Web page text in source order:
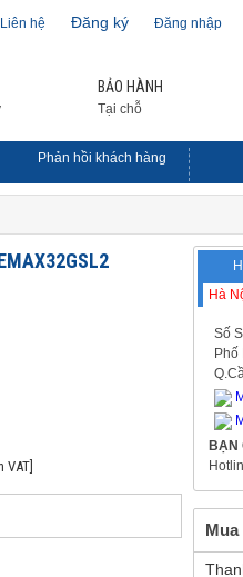
Liên hệ Đăng ký Đăng nhập
BẢO HÀNH
Tại chỗ
Phản hồi khách hàng
VAT]
Hà
Số
Phố
BẠN